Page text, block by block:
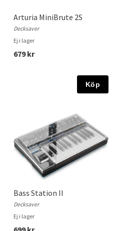
Arturia MiniBrute 2S
Decksaver
Ej i lager
679 kr
Köp
Bass Station II
Decksaver
Ej i lager